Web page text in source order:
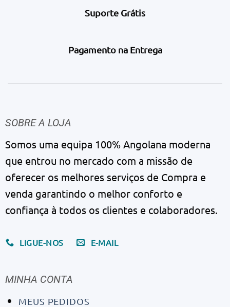
Suporte Grátis
Pagamento na Entrega
SOBRE A LOJA
Somos uma equipa 100% Angolana moderna
que entrou no mercado com a missão de
oferecer os melhores serviços de Compra e
venda garantindo o melhor conforto e
confiança à todos os clientes e colaboradores.
LIGUE-NOS E-MAIL
MINHA CONTA
MEUS PEDIDOS